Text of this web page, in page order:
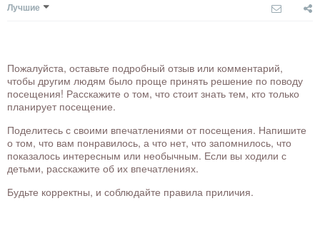
Лучшие
Пожалуйста, оставьте подробный отзыв или комментарий,
чтобы другим людям было проще принять решение по поводу
посещения! Расскажите о том, что стоит знать тем, кто только
планирует посещение.
Поделитесь с своими впечатлениями от посещения. Напишите
о том, что вам понравилось, а что нет, что запомнилось, что
показалось интересным или необычным. Если вы ходили с
детьми, расскажите об их впечатлениях.
Будьте корректны, и соблюдайте правила приличия.